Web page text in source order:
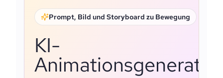
Prompt, Bild und Storyboard zu Bewegung
KI-
Animationsgenerator